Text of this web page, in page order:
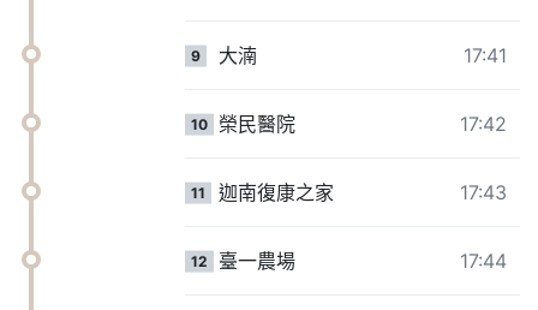
9 大湳 17:41
10 榮民醫院 17:42
11 迦南復康之家 17:43
12 臺一農場 17:44